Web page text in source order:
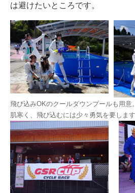
は避けたいところです。
飛び込みOKのクールダウンプールも用意
肌寒く、飛び込むには少々勇気を要します